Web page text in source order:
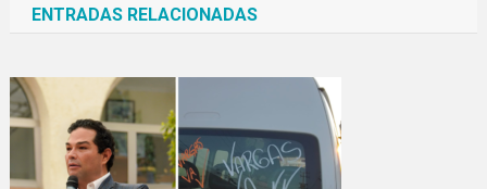
entradas
ENTRADAS RELACIONADAS